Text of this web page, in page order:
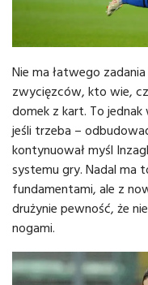
Nie ma łatwego
zwycięzców, kto wie,
domek z kart. To jednak
jeśli trzeba –
kontynuował myśl
systemu gry. Nadal ma
fundamentami, ale z
drużynie pewność, że
nogami.